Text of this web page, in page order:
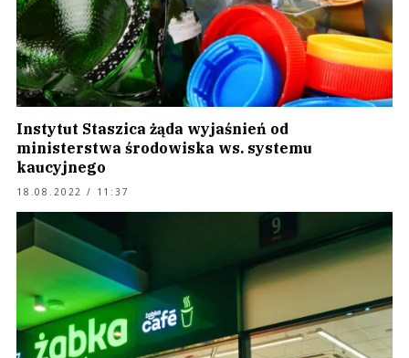
Instytut Staszica żąda wyjaśnień od
ministerstwa środowiska ws. systemu
kaucyjnego
18.08.2022 / 11:37